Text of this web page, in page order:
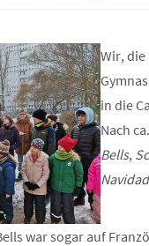
Wir, die
in die
Nach
Bells,
Navidad
war sogar auf